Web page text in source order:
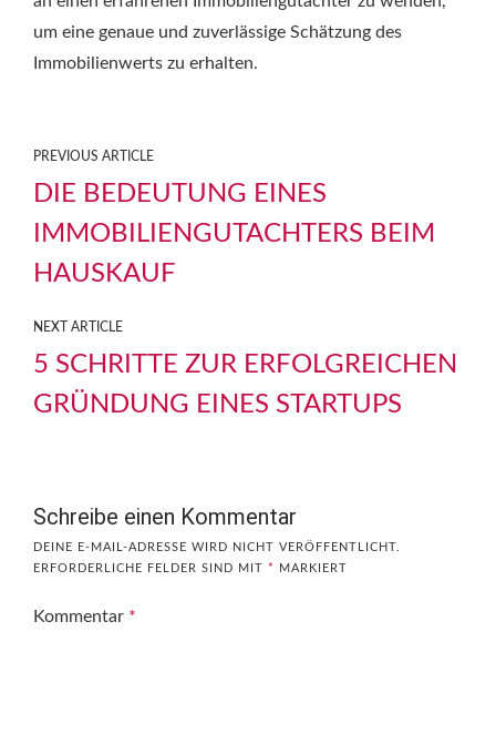
um eine genaue und zuverlässige Schätzung des
Immobilienwerts zu erhalten.
PREVIOUS ARTICLE
DIE BEDEUTUNG EINES
IMMOBILIENGUTACHTERS BEIM
HAUSKAUF
NEXT ARTICLE
5 SCHRITTE ZUR ERFOLGREICHEN
GRÜNDUNG EINES STARTUPS
Schreibe einen Kommentar
DEINE E-MAIL-ADRESSE WIRD NICHT VERÖFFENTLICHT.
ERFORDERLICHE FELDER SIND MIT * MARKIERT
Kommentar *